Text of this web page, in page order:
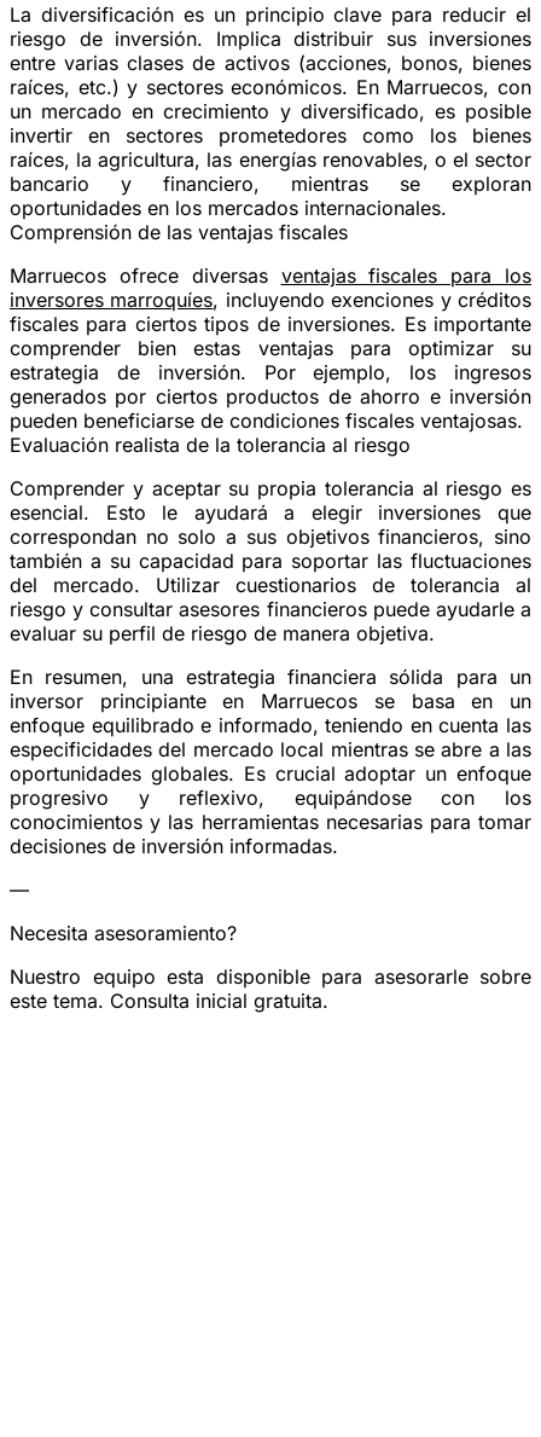
La diversificación es un principio clave para reducir el
riesgo de inversión. Implica distribuir sus inversiones
entre varias clases de activos (acciones, bonos, bienes
raíces, etc.) y sectores económicos. En Marruecos, con
un mercado en crecimiento y diversificado, es posible
invertir en sectores prometedores como los bienes
raíces, la agricultura, las energías renovables, o el sector
bancario y financiero, mientras se exploran
oportunidades en los mercados internacionales.
Comprensión de las ventajas fiscales
Marruecos ofrece diversas ventajas fiscales para los
inversores marroquíes, incluyendo exenciones y créditos
fiscales para ciertos tipos de inversiones. Es importante
comprender bien estas ventajas para optimizar su
estrategia de inversión. Por ejemplo, los ingresos
generados por ciertos productos de ahorro e inversión
pueden beneficiarse de condiciones fiscales ventajosas.
Evaluación realista de la tolerancia al riesgo
Comprender y aceptar su propia tolerancia al riesgo es
esencial. Esto le ayudará a elegir inversiones que
correspondan no solo a sus objetivos financieros, sino
también a su capacidad para soportar las fluctuaciones
del mercado. Utilizar cuestionarios de tolerancia al
riesgo y consultar asesores financieros puede ayudarle a
evaluar su perfil de riesgo de manera objetiva.
En resumen, una estrategia financiera sólida para un
inversor principiante en Marruecos se basa en un
enfoque equilibrado e informado, teniendo en cuenta las
especificidades del mercado local mientras se abre a las
oportunidades globales. Es crucial adoptar un enfoque
progresivo y reflexivo, equipándose con los
conocimientos y las herramientas necesarias para tomar
decisiones de inversión informadas.
—
Necesita asesoramiento?
Nuestro equipo esta disponible para asesorarle sobre
este tema. Consulta inicial gratuita.